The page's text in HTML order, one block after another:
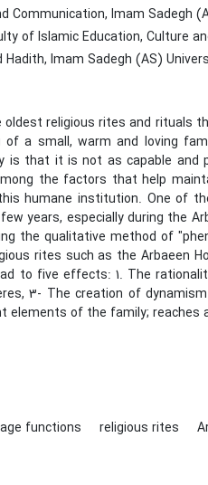
Communication, Imam Sadegh
of Islamic Education, Culture
Imam Sadegh (AS)
religious rites and rituals
of a small, warm and loving
is that it is not as capable and
the factors that help
humane institution. One of
years, especially during the
the qualitative method of
rites such as the Arbaeen
to five effects: 1. The
3- The creation of
elements of the family; reaches
functions religious rites